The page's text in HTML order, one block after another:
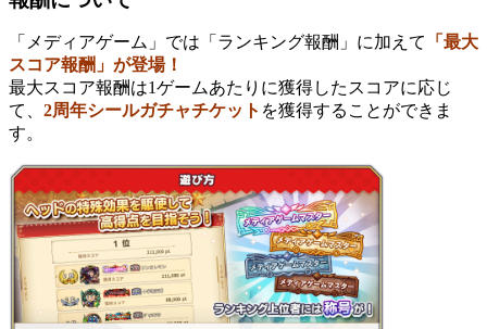
「メディアゲーム」では「ランキング報酬」に加えて
「最大
スコア報酬」が登場！
最大スコア報酬は1ゲームあたりに獲得したスコアに応じ
て、 2周年シールガチャチケット を獲得することができま
す。